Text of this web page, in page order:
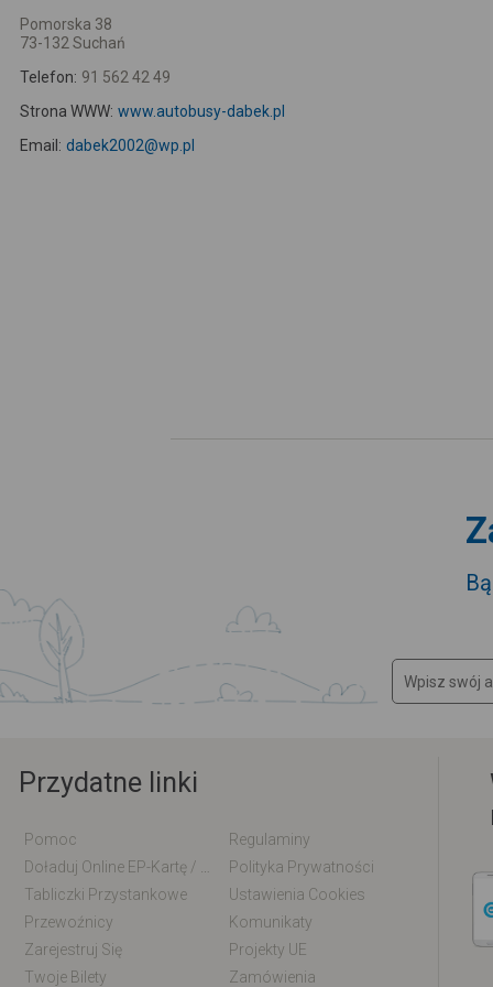
Pomorska 38
73-132 Suchań
Telefon: 91 562 42 49
Strona WWW: www.autobusy-dabek.pl
Email: dabek2002@wp.pl
Przydatne linki
Pomoc
Regulaminy
Polityka Prywatności
Tabliczki Przystankowe
Ustawienia Cookies
Przewoźnicy
Komunikaty
Zarejestruj Się
Projekty UE
Twoje Bilety
Zamówienia